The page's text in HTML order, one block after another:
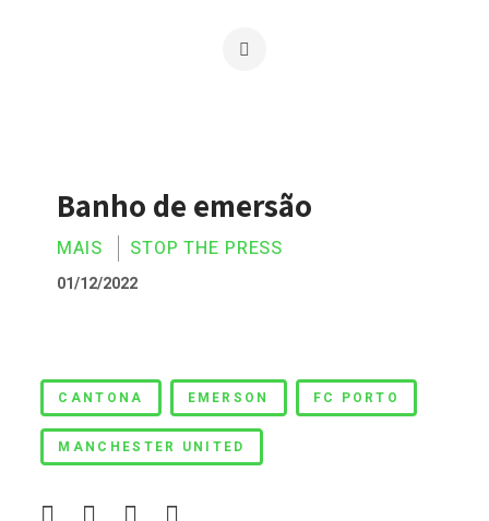
Banho de emersão
MAIS STOP THE PRESS
01/12/2022
Banho de emersão
CANTONA EMERSON FC PORTO
MANCHESTER UNITED